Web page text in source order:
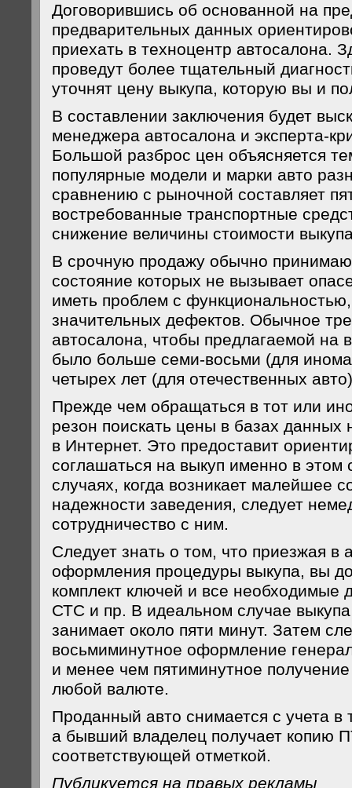
Договорившись об основанной на
предварительных данных
приехать в техноцентр автосалона.
проведут более тщательный
уточнят цену выкупа, которую вы и
В составлении заключения будет
менеджера автосалона и эксперта-
Большой разброс цен объясняется
популярные модели и марки авто
сравнению с рыночной составляет
востребованные транспортные
снижение величины стоимости
В срочную продажу обычно
состояние которых не вызывает
иметь проблем с
значительных дефектов. Обычное
автосалона, чтобы предлагаемой на
было больше семи-восьми (для
четырех лет (для отечественных
Прежде чем обращаться в тот или
резон поискать цены в базах данных
в Интернет. Это предоставит
соглашаться на выкуп именно в этом
случаях, когда возникает малейшее
надежности заведения, следует
сотрудничество с ним.
Следует знать о том, что приезжая в
оформления процедуры выкупа, вы
комплект ключей и все необходимые
СТС и пр. В идеальном случае
занимает около пяти минут. Затем
восьмиминутное оформление
и менее чем пятиминутное
любой валюте.
Проданный авто снимается с учета в
а бывший владелец получает копию
соответствующей отметкой.
Публикуется на правых рекламы